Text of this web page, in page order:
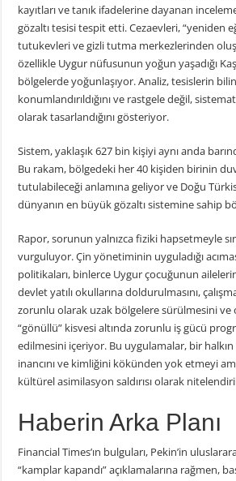
kayıtları ve tanık ifadelerine dayanan
gözaltı tesisi tespit etti. Cezaevleri, “yeniden
tutukevleri ve gizli tutma merkezlerinden
özellikle Uygur nüfusunun yoğun yaşadığı
bölgelerde yoğunlaşıyor. Analiz, tesislerin
konumlandırıldığını ve rastgele değil,
olarak tasarlandığını gösteriyor.
Sistem, yaklaşık 627 bin kişiyi aynı anda
Bu rakam, bölgedeki her 40 kişiden birinin
tutulabileceği anlamına geliyor ve Doğu
dünyanın en büyük gözaltı sistemine sahip
Rapor, sorunun yalnızca fiziki hapsetmeyle
vurguluyor. Çin yönetiminin uyguladığı
politikaları, binlerce Uygur çocuğunun
devlet yatılı okullarına doldurulmasını,
zorunlu olarak uzak bölgelere sürülmesini ve
“gönüllü” kisvesi altında zorunlu iş gücü
edilmesini içeriyor. Bu uygulamalar, bir
inancını ve kimliğini kökünden yok etmeyi
kültürel asimilasyon saldırısı olarak
Haberin Arka Planı
Financial Times’ın bulguları, Pekin’in
“kamplar kapandı” açıklamalarına rağmen,